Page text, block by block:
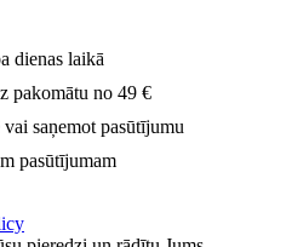
dienas laikā
pakomātu no 49 €
saņemot pasūtījumu
pasūtījumam